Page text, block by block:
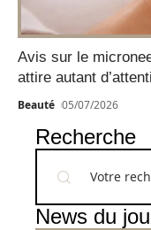
Avis sur le
attire autant
Beauté 05/07/2026
Recherche
News du